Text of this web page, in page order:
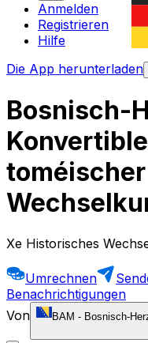
Anmelden
Registrieren
Hilfe
Die App herunterladen
Bosnisch-
Xe Historisches
Umrechnen
Benachrichtigungen
Von
BAM - Bosnisch-